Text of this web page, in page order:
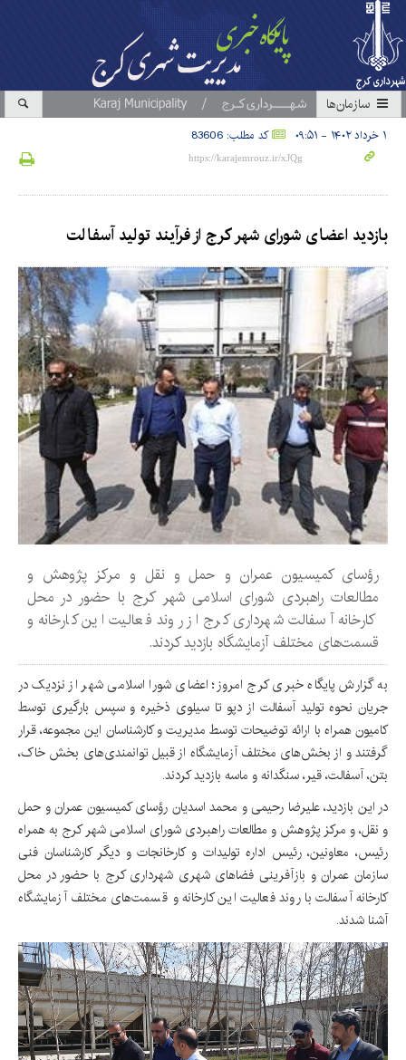
سازمان‎ها
۱ خرداد ۱۴۰۲ - ۰۹:۵۱ کد مطلب: 83606
بازدید اعضای شورای شهر کرج از فرآیند تولید آسفالت
رؤسای کمیسیون عمران و حمل و نقل و مرکز پژوهش و
مطالعات راهبردی شورای اسلامی شهر کرج با حضور در محل
کارخانه آسفالت شهرداری کرج از روند فعالیت این کارخانه و
قسمت‌های مختلف آزمایشگاه بازدید کردند.
به گزارش پایگاه خبری کرج امروز؛ اعضای شورا اسلامی شهر از نزدیک در
جریان نحوه تولید آسفالت از دپو تا سیلوی ذخیره و سپس بارگیری توسط
کامیون همراه با ارائه توضیحات توسط مدیریت و کارشناسان این مجموعه، قرار
گرفتند و از بخش‌های مختلف آزمایشگاه از قبیل توانمندی‌های بخش خاک،
بتن، آسفالت، قیر، سنگدانه و ماسه بازدید کردند.
در این بازدید، علیرضا رحیمی و محمد اسدیان رؤسای کمیسیون عمران و حمل
و نقل، و مرکز پژوهش و مطالعات راهبردی شورای اسلامی شهر کرج به همراه
رئیس، معاونین، رئیس اداره تولیدات و کارخانجات و دیگر کارشناسان فنی
سازمان عمران و بازآفرینی فضاهای شهری شهرداری کرج با حضور در محل
کارخانه آسفالت با روند فعالیت این کارخانه و قسمت‌های مختلف آزمایشگاه
آشنا شدند.